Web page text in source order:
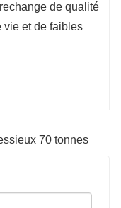
de qualité
vie et de faibles
70 tonnes